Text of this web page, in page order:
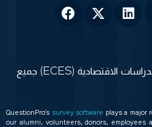
© 2026 - المركز المصري للدراسات الاقتصادية (ECES) جميع
QuestionPro’s survey software
plays a major
our alumni, volunteers, donors, employees